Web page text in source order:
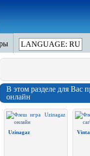
LANGUAGE: RU
В этом разделе для Вас
онлайн
Uzinagaz